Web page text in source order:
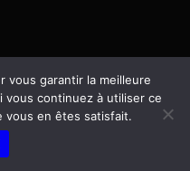
vous garantir la meilleure
continuez à utiliser ce
vous en êtes satisfait.